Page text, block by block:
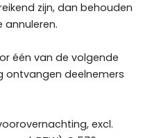
zijn, dan behouden
annuleren.
één van de volgende
deelnemers
excl.